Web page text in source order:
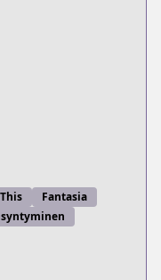
Fantasia